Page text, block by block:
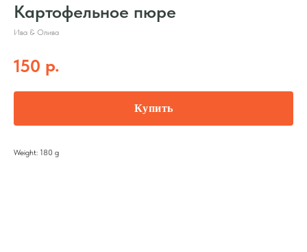
Картофельное пюре
Ива & Олива
150 р.
Купить
Weight: 180 g